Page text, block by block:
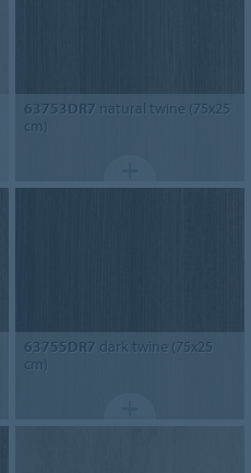
63753DR7 natural twine (75x25
cm)
63755DR7 dark twine (75x25
cm)